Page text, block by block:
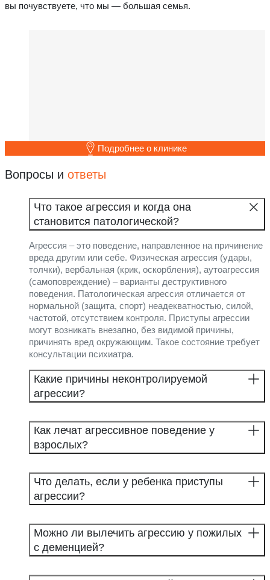
вы почувствуете, что мы — большая семья.
Подробнее о клинике
Вопросы и ответы
Что такое агрессия и когда она
становится патологической?
Агрессия – это поведение, направленное на причинение
вреда другим или себе. Физическая агрессия (удары,
толчки), вербальная (крик, оскорбления), аутоагрессия
(самоповреждение) – варианты деструктивного
поведения. Патологическая агрессия отличается от
нормальной (защита, спорт) неадекватностью, силой,
частотой, отсутствием контроля. Приступы агрессии
могут возникать внезапно, без видимой причины,
причинять вред окружающим. Такое состояние требует
консультации психиатра.
Какие причины неконтролируемой
агрессии?
Как лечат агрессивное поведение у
взрослых?
Что делать, если у ребенка приступы
агрессии?
Можно ли вылечить агрессию у пожилых
с деменцией?